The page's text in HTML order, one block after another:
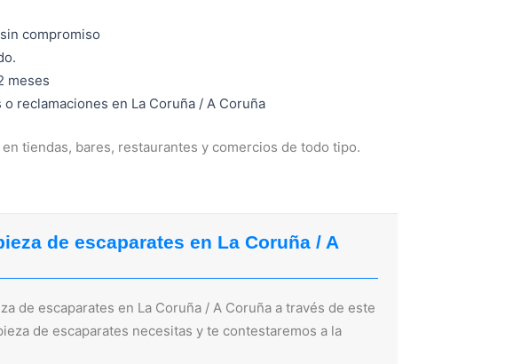
compromiso
meses
reclamaciones en La Coruña / A Coruña
tiendas, bares, restaurantes y comercios de todo tipo.
de escaparates en La Coruña / A
de escaparates en La Coruña / A Coruña a través de este
de escaparates necesitas y te contestaremos a la